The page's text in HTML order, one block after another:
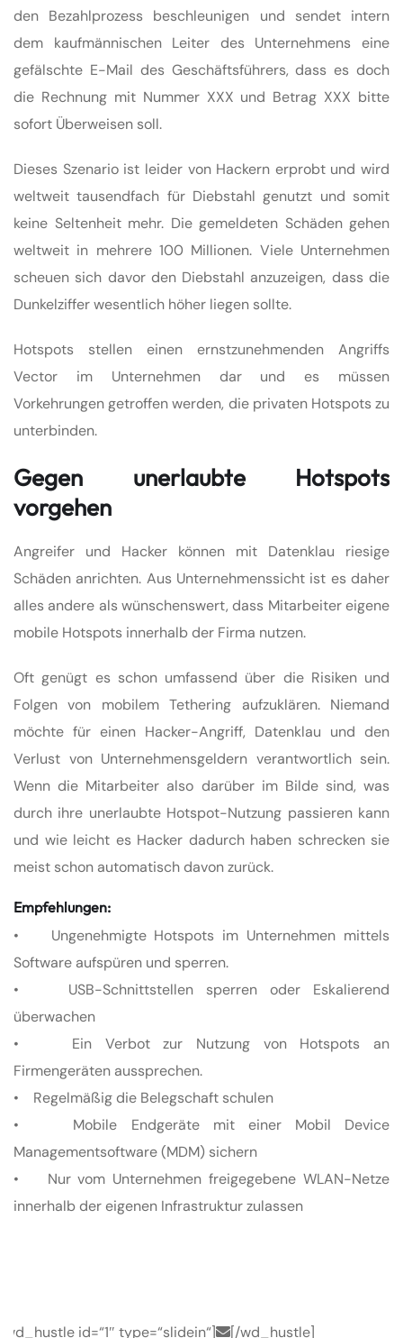
den Bezahlprozess beschleunigen und sendet intern
dem kaufmännischen Leiter des Unternehmens eine
gefälschte E-Mail des Geschäftsführers, dass es doch
die Rechnung mit Nummer XXX und Betrag XXX bitte
sofort Überweisen soll.
Dieses Szenario ist leider von Hackern erprobt und wird
weltweit tausendfach für Diebstahl genutzt und somit
keine Seltenheit mehr. Die gemeldeten Schäden gehen
weltweit in mehrere 100 Millionen. Viele Unternehmen
scheuen sich davor den Diebstahl anzuzeigen, dass die
Dunkelziffer wesentlich höher liegen sollte.
Hotspots stellen einen ernstzunehmenden Angriffs
Vector im Unternehmen dar und es müssen
Vorkehrungen getroffen werden, die privaten Hotspots zu
unterbinden.
Gegen unerlaubte Hotspots
vorgehen
Angreifer und Hacker können mit Datenklau riesige
Schäden anrichten. Aus Unternehmenssicht ist es daher
alles andere als wünschenswert, dass Mitarbeiter eigene
mobile Hotspots innerhalb der Firma nutzen.
Oft genügt es schon umfassend über die Risiken und
Folgen von mobilem Tethering aufzuklären. Niemand
möchte für einen Hacker-Angriff, Datenklau und den
Verlust von Unternehmensgeldern verantwortlich sein.
Wenn die Mitarbeiter also darüber im Bilde sind, was
durch ihre unerlaubte Hotspot-Nutzung passieren kann
und wie leicht es Hacker dadurch haben schrecken sie
meist schon automatisch davon zurück.
Empfehlungen:
• Ungenehmigte Hotspots im Unternehmen mittels
Software aufspüren und sperren.
• USB-Schnittstellen sperren oder Eskalierend
überwachen
• Ein Verbot zur Nutzung von Hotspots an
Firmengeräten aussprechen.
• Regelmäßig die Belegschaft schulen
• Mobile Endgeräte mit einer Mobil Device
Managementsoftware (MDM) sichern
• Nur vom Unternehmen freigegebene WLAN-Netze
innerhalb der eigenen Infrastruktur zulassen
[wd_hustle id=“1″ type=“slidein“] [/wd_hustle]